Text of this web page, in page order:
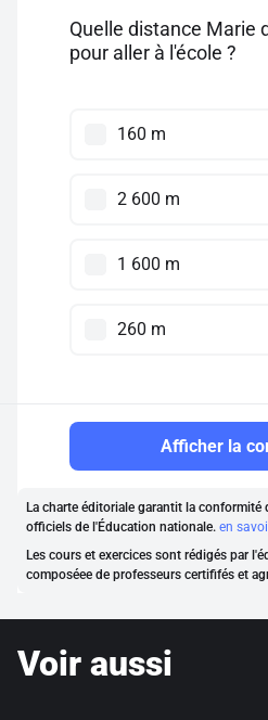
Quelle distance Marie
pour aller à l'école ?
160 m
2 600 m
1 600 m
260 m
Afficher la
La charte éditoriale garantit la
officiels de l'Éducation nationale. en
Les cours et exercices sont rédigés par
composéee de professeurs certififés et
Voir aussi